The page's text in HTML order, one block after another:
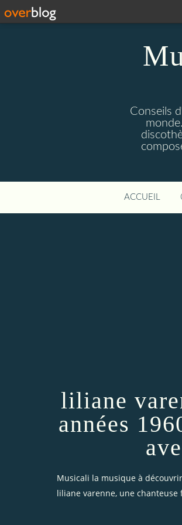
Conseils
ACCUEIL
liliane
années
Musicali la musique à
liliane varenne, une